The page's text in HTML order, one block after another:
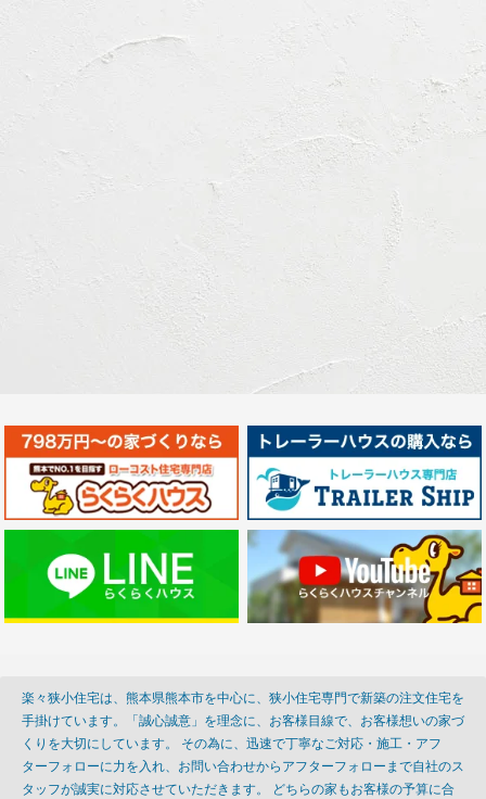
楽々狭小住宅は、熊本県熊本市を中心に、狭小住宅専門で新築の注文住宅を
手掛けています。「誠心誠意」を理念に、お客様目線で、お客様想いの家づ
くりを大切にしています。 その為に、迅速で丁寧なご対応・施工・アフ
ターフォローに力を入れ、お問い合わせからアフターフォローまで自社のス
タッフが誠実に対応させていただきます。 どちらの家もお客様の予算に合